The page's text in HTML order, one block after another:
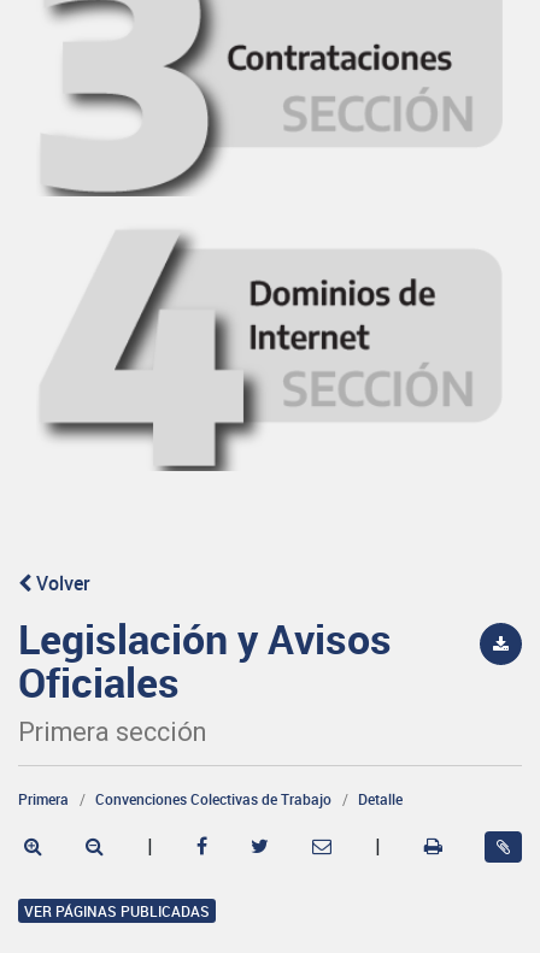
Volver
Legislación y Avisos
Oficiales
Primera sección
Primera Convenciones Colectivas de Trabajo Detalle
| |
VER PÁGINAS PUBLICADAS